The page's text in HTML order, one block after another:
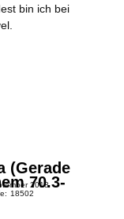
bin ich bei
(gerade
70.3-
2018
18502